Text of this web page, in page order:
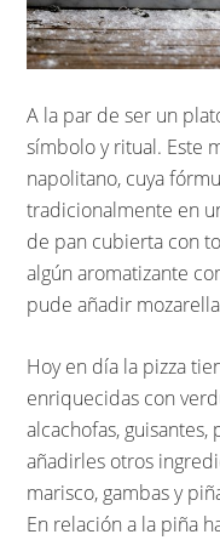
A la par de ser un
símbolo y ritual. Este
napolitano, cuya
tradicionalmente en
de pan cubierta con
algún aromatizante
pude añadir
Hoy en día la pizza
enriquecidas con
alcachofas,
añadirles otros
marisco, gambas y
En relación a la piña